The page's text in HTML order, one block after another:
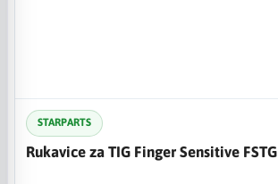
STARPARTS
Rukavice za TIG Finger Sensitive FSTG